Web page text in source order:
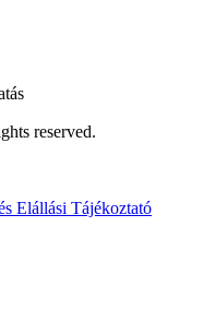
reserved.
Elállási Tájékoztató